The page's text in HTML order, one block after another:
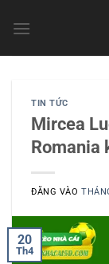
qua
TIN TỨC
Mircea
Romania
ĐĂNG VÀO
20
Th4